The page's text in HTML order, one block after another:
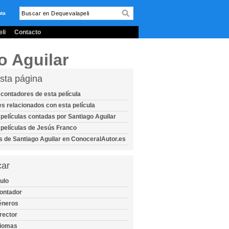
Contacto
Aguilar
página
de esta película
relacionados con esta película
contadas por Santiago Aguilar
de Jesús Franco
de Santiago Aguilar en ConoceralAutor.es